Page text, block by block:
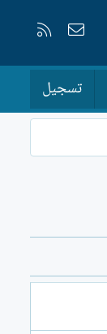
إتصل بنا
تسجيل